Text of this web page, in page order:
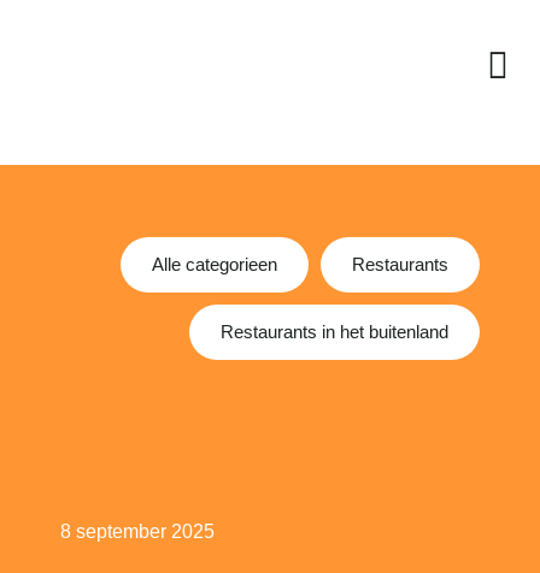
Alle categorieen Restaurants
Restaurants in het buitenland
8 september 2025